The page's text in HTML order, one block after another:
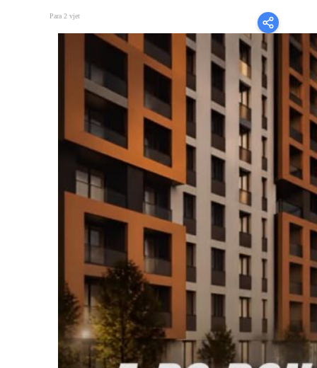
Para 2 vjet